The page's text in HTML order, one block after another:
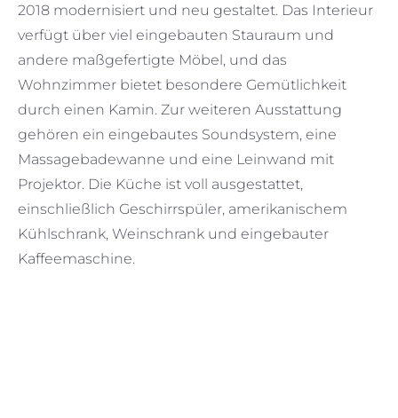
2018 modernisiert und neu gestaltet. Das Interieur
verfügt über viel eingebauten Stauraum und
andere maßgefertigte Möbel, und das
Wohnzimmer bietet besondere Gemütlichkeit
durch einen Kamin. Zur weiteren Ausstattung
gehören ein eingebautes Soundsystem, eine
Massagebadewanne und eine Leinwand mit
Projektor. Die Küche ist voll ausgestattet,
einschließlich Geschirrspüler, amerikanischem
Kühlschrank, Weinschrank und eingebauter
Kaffeemaschine.